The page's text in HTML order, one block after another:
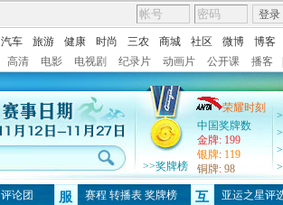
登录
汽车 旅游 健康 时尚 三农 商城 社区 微博 博客
高清 电影 电视剧 纪录片 动画片 公开课 播客
>>奖牌榜
荣耀时刻
中国奖牌数
金牌: 199
银牌: 119
铜牌: 98
评论团
服
赛程 转播表 奖牌榜
互
亚运之星评